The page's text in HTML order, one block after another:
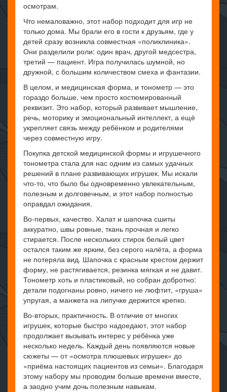
осмотрам.
Что немаловажно, этот набор подходит для игр не
только дома. Мы брали его в гости к друзьям, где у
детей сразу возникла совместная «поликлиника».
Они разделили роли: один врач, другой медсестра,
третий — пациент. Игра получилась шумной, но
дружной, с большим количеством смеха и фантазии.
В целом, и медицинская форма, и тонометр — это
гораздо больше, чем просто костюмированный
реквизит. Это набор, который развивает мышление,
речь, моторику и эмоциональный интеллект, а ещё
укрепляет связь между ребёнком и родителями
через совместную игру.
Покупка детской медицинской формы и игрушечного
тонометра стала для нас одним из самых удачных
решений в плане развивающих игрушек. Мы искали
что-то, что было бы одновременно увлекательным,
полезным и долговечным, и этот набор полностью
оправдал ожидания.
Во-первых, качество. Халат и шапочка сшиты
аккуратно, швы ровные, ткань прочная и легко
стирается. После нескольких стирок белый цвет
остался таким же ярким, без серого налёта, а форма
не потеряла вид. Шапочка с красным крестом держит
форму, не растягивается, резинка мягкая и не давит.
Тонометр хоть и пластиковый, но собран добротно:
детали подогнаны ровно, ничего не люфтит, «груша»
упругая, а манжета на липучке держится крепко.
Во-вторых, практичность. В отличие от многих
игрушек, которые быстро надоедают, этот набор
продолжает вызывать интерес у ребёнка уже
несколько недель. Каждый день появляются новые
сюжеты — от «осмотра плюшевых игрушек» до
«приёма настоящих пациентов из семьи». Благодаря
этому набору мы проводим больше времени вместе,
а заодно учим дочь полезным навыкам.